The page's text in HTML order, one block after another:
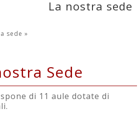
La nostra sede
sede»
Sede
di 11 aule dotate di